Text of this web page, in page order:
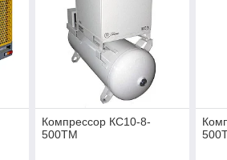
Компрессор КС10-8-
500ТМ